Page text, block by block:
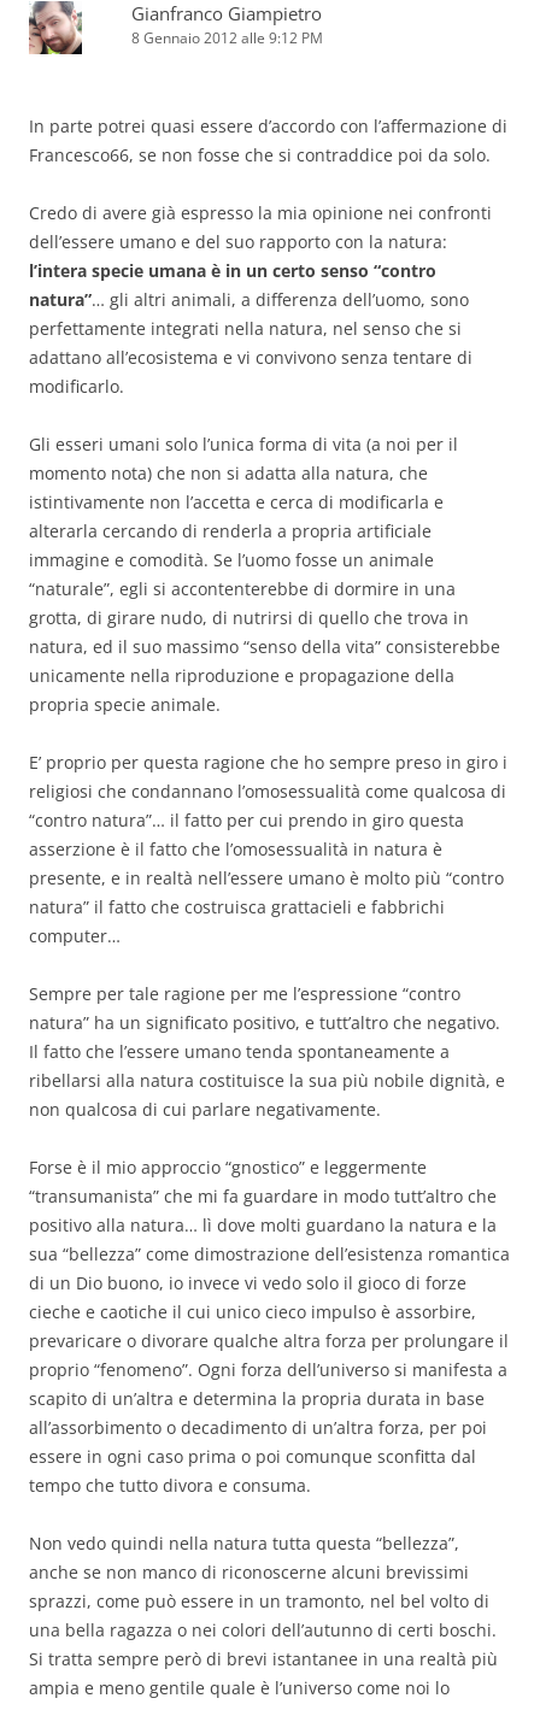
Gianfranco Giampietro
8 Gennaio 2012 alle 9:12 PM
In parte potrei quasi essere d’accordo con l’affermazione di
Francesco66, se non fosse che si contraddice poi da solo.
Credo di avere già espresso la mia opinione nei confronti
dell’essere umano e del suo rapporto con la natura:
l’intera specie umana è in un certo senso “contro
natura”… gli altri animali, a differenza dell’uomo, sono
perfettamente integrati nella natura, nel senso che si
adattano all’ecosistema e vi convivono senza tentare di
modificarlo.
Gli esseri umani solo l’unica forma di vita (a noi per il
momento nota) che non si adatta alla natura, che
istintivamente non l’accetta e cerca di modificarla e
alterarla cercando di renderla a propria artificiale
immagine e comodità. Se l’uomo fosse un animale
“naturale”, egli si accontenterebbe di dormire in una
grotta, di girare nudo, di nutrirsi di quello che trova in
natura, ed il suo massimo “senso della vita” consisterebbe
unicamente nella riproduzione e propagazione della
propria specie animale.
E’ proprio per questa ragione che ho sempre preso in giro i
religiosi che condannano l’omosessualità come qualcosa di
“contro natura”… il fatto per cui prendo in giro questa
asserzione è il fatto che l’omosessualità in natura è
presente, e in realtà nell’essere umano è molto più “contro
natura” il fatto che costruisca grattacieli e fabbrichi
computer…
Sempre per tale ragione per me l’espressione “contro
natura” ha un significato positivo, e tutt’altro che negativo.
Il fatto che l’essere umano tenda spontaneamente a
ribellarsi alla natura costituisce la sua più nobile dignità, e
non qualcosa di cui parlare negativamente.
Forse è il mio approccio “gnostico” e leggermente
“transumanista” che mi fa guardare in modo tutt’altro che
positivo alla natura… lì dove molti guardano la natura e la
sua “bellezza” come dimostrazione dell’esistenza romantica
di un Dio buono, io invece vi vedo solo il gioco di forze
cieche e caotiche il cui unico cieco impulso è assorbire,
prevaricare o divorare qualche altra forza per prolungare il
proprio “fenomeno”. Ogni forza dell’universo si manifesta a
scapito di un’altra e determina la propria durata in base
all’assorbimento o decadimento di un’altra forza, per poi
essere in ogni caso prima o poi comunque sconfitta dal
tempo che tutto divora e consuma.
Non vedo quindi nella natura tutta questa “bellezza”,
anche se non manco di riconoscerne alcuni brevissimi
sprazzi, come può essere in un tramonto, nel bel volto di
una bella ragazza o nei colori dell’autunno di certi boschi.
Si tratta sempre però di brevi istantanee in una realtà più
ampia e meno gentile quale è l’universo come noi lo